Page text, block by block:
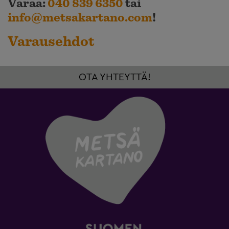
info@metsakartano.com!
Varausehdot
OTA YHTEYTTÄ!